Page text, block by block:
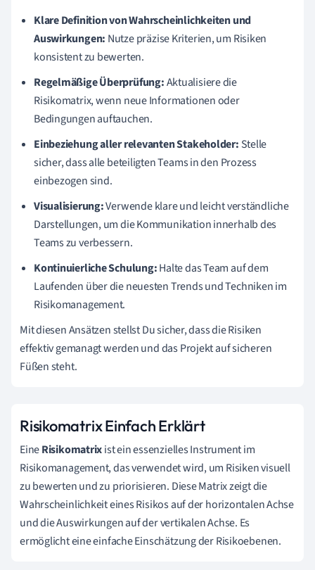
Klare Definition von Wahrscheinlichkeiten und
Auswirkungen: Nutze präzise Kriterien, um Risiken
konsistent zu bewerten.
Regelmäßige Überprüfung:Aktualisiere die
Risikomatrix, wenn neue Informationen oder
Bedingungen auftauchen.
Einbeziehung aller relevanten Stakeholder: Stelle
sicher, dass alle beteiligten Teams in den Prozess
einbezogen sind.
Visualisierung:Verwende klare und leicht verständliche
Darstellungen, um die Kommunikation innerhalb des
Teams zu verbessern.
Kontinuierliche Schulung:Halte das Team auf dem
Laufenden über die neuesten Trends und Techniken im
Risikomanagement.
Mit diesen Ansätzen stellst Du sicher, dass die Risiken
effektiv gemanagt werden und das Projekt auf sicheren
Füßen steht.
Risikomatrix Einfach Erklärt
EineRisikomatrixist ein essenzielles Instrument im
Risikomanagement, das verwendet wird, um Risiken visuell
zu bewerten und zu priorisieren. Diese Matrix zeigt die
Wahrscheinlichkeit eines Risikos auf der horizontalen Achse
und die Auswirkungen auf der vertikalen Achse. Es
ermöglicht eine einfache Einschätzung der Risikoebenen.